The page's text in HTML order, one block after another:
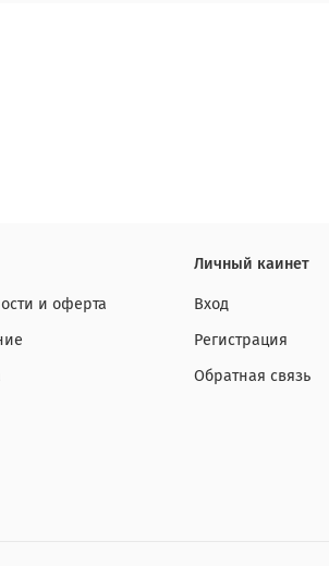
и оферта
Личный каинет
Вход
Регистрация
Обратная связь